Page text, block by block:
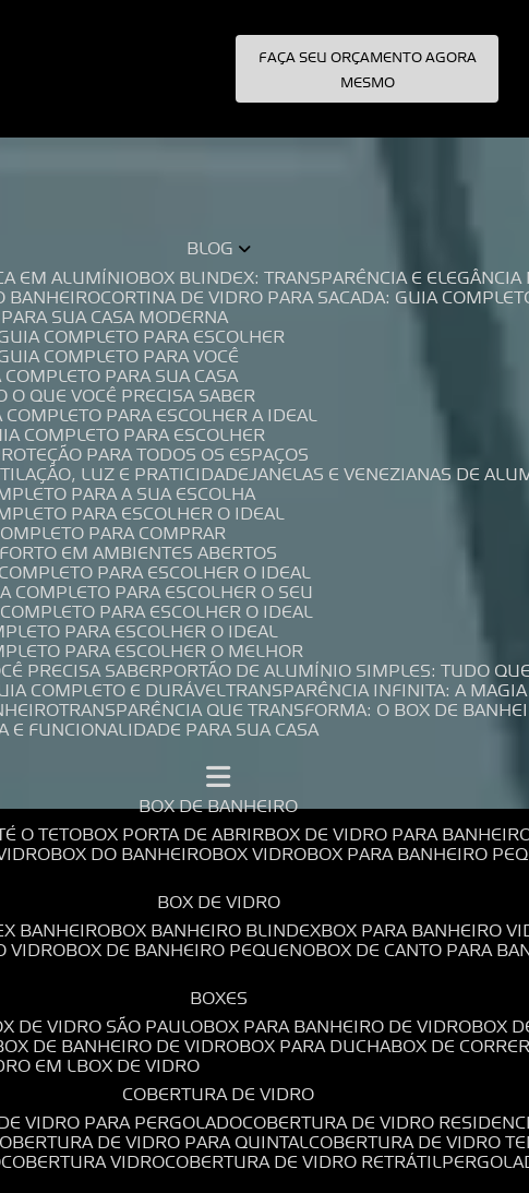
FAÇA SEU ORÇAMENTO AGORA
MESMO
BLOG
EM ALUMÍNIO BOX BLINDEX: TRANSPARÊNCIA E
BANHEIRO CORTINA DE VIDRO PARA SACADA: GUIA
SUA CASA MODERNA
COMPLETO PARA ESCOLHER
COMPLETO PARA VOCÊ
PARA SUA CASA
QUE VOCÊ PRECISA SABER
PARA ESCOLHER A IDEAL
COMPLETO PARA ESCOLHER
PARA TODOS OS ESPAÇOS
LUZ E PRATICIDADE JANELAS E VENEZIANAS DE
PARA A SUA ESCOLHA
PARA ESCOLHER O IDEAL
PARA COMPRAR
EM AMBIENTES ABERTOS
PARA ESCOLHER O IDEAL
COMPLETO PARA ESCOLHER O SEU
PARA ESCOLHER O IDEAL
PARA ESCOLHER O IDEAL
PARA ESCOLHER O MELHOR
PRECISA SABER PORTÃO DE ALUMÍNIO SIMPLES: TUDO
COMPLETO E DURÁVEL TRANSPARÊNCIA INFINITA: A
TRANSPARÊNCIA QUE TRANSFORMA: O BOX DE
E FUNCIONALIDADE PARA SUA CASA
BOX DE BANHEIRO
O TETO BOX PORTA DE ABRIR BOX DE VIDRO PARA
BOX DO BANHEIRO BOX VIDRO BOX PARA BANHEIRO
BOX DE VIDRO
BANHEIRO BOX BANHEIRO BLINDEX BOX PARA BANHEIRO
VIDRO BOX DE BANHEIRO PEQUENO BOX DE CANTO PARA
BOXES
DE VIDRO SÃO PAULO BOX PARA BANHEIRO DE VIDRO BOX
BOX DE BANHEIRO DE VIDRO BOX PARA DUCHA BOX DE CORRER
EM L BOX DE VIDRO
COBERTURA DE VIDRO
VIDRO PARA PERGOLADO COBERTURA DE VIDRO
COBERTURA DE VIDRO PARA QUINTAL COBERTURA DE VIDRO
COBERTURA VIDRO COBERTURA DE VIDRO RETRÁTIL